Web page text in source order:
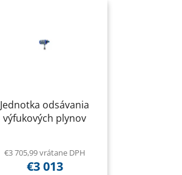
Jednotka odsávania
výfukových plynov
€3 705,99 vrátane DPH
€3 013